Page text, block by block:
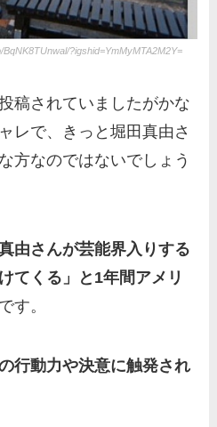
?igshid=YmMyMTA2M2Y=
稿されていましたがかな
レで、きっと堀田真由さ
方なのではないでしょう
由さんが芸能界入りする
てくる」と1年間アメリ
す。
行動力や決意に触発され